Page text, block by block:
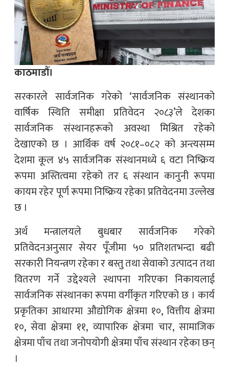
काठमाडौँ।
सरकारले सार्वजनिक गरेको ‘सार्वजनिक संस्थानको
वार्षिक स्थिति समीक्षा प्रतिवेदन २०८३’ले देशका
सार्वजनिक संस्थानहरूको अवस्था मिश्रित रहेको
देखाएको छ । आर्थिक वर्ष २०८१–०८२ को अन्त्यसम्म
देशमा कूल ४५ सार्वजनिक संस्थानमध्ये ६ वटा निष्क्रिय
रूपमा अस्तित्वमा रहेको तर ६ संस्थान कानुनी रूपमा
कायम रहेर पूर्ण रूपमा निष्क्रिय रहेका प्रतिवेदनमा उल्लेख
छ ।
अर्थ मन्त्रालयले बुधबार सार्वजनिक गरेको
प्रतिवेदनअनुसार सेयर पूँजीमा ५० प्रतिशतभन्दा बढी
सरकारी नियन्त्रण रहेका र बस्तु तथा सेवाको उत्पादन तथा
वितरण गर्ने उद्देश्यले स्थापना गरिएका निकायलाई
सार्वजनिक संस्थानका रूपमा वर्गीकृत गरिएको छ । कार्य
प्रकृतिका आधारमा औद्योगिक क्षेत्रमा १०, वित्तीय क्षेत्रमा
१०, सेवा क्षेत्रमा ११, व्यापारिक क्षेत्रमा चार, सामाजिक
क्षेत्रमा पाँच तथा जनोपयोगी क्षेत्रमा पाँच संस्थान रहेका छन्
।